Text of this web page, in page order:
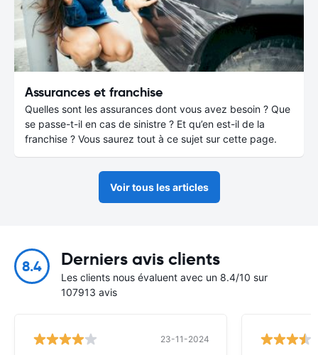
Assurances et franchise
Quelles sont les assurances dont vous avez besoin ? Que
se passe-t-il en cas de sinistre ? Et qu’en est-il de la
franchise ? Vous saurez tout à ce sujet sur cette page.
Voir tous les articles
8.4 Derniers avis clients
Les clients nous évaluent avec un 8.4/10 sur
107913 avis
23-11-2024